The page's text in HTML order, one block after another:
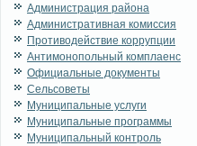
Администрация района
Административная комиссия
Противодействие коррупции
Антимонопольный комплаенс
Официальные документы
Сельсоветы
Муниципальные услуги
Муниципальные программы
Муниципальный контроль